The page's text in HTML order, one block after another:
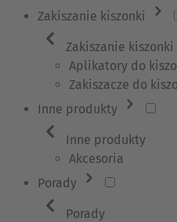
Zakiszanie kiszonki
Zakiszanie kiszonki
Aplikatory do
Zakiszacze do
Inne produkty
Inne produkty
Akcesoria
Porady
Porady